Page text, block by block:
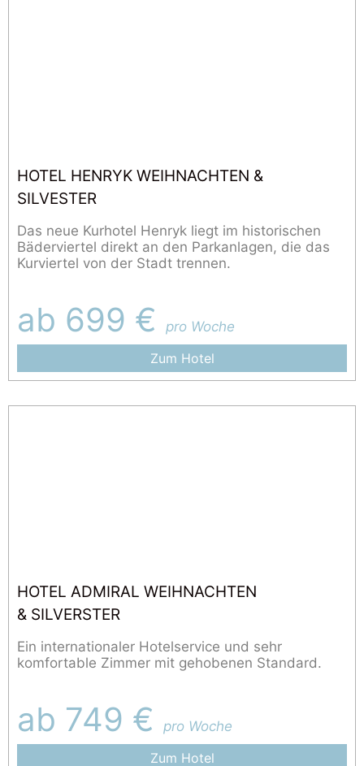
HOTEL HENRYK WEIHNACHTEN &
SILVESTER
Das neue Kurhotel Henryk liegt im historischen
Bäderviertel direkt an den Parkanlagen, die das
Kurviertel von der Stadt trennen.
ab 699 €
pro Woche
Zum Hotel
HOTEL ADMIRAL WEIHNACHTEN
& SILVERSTER
Ein internationaler Hotelservice und sehr
komfortable Zimmer mit gehobenen Standard.
ab 749 €
pro Woche
Zum Hotel